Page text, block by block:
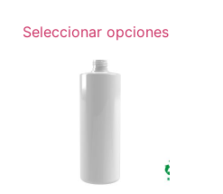
Seleccionar opciones